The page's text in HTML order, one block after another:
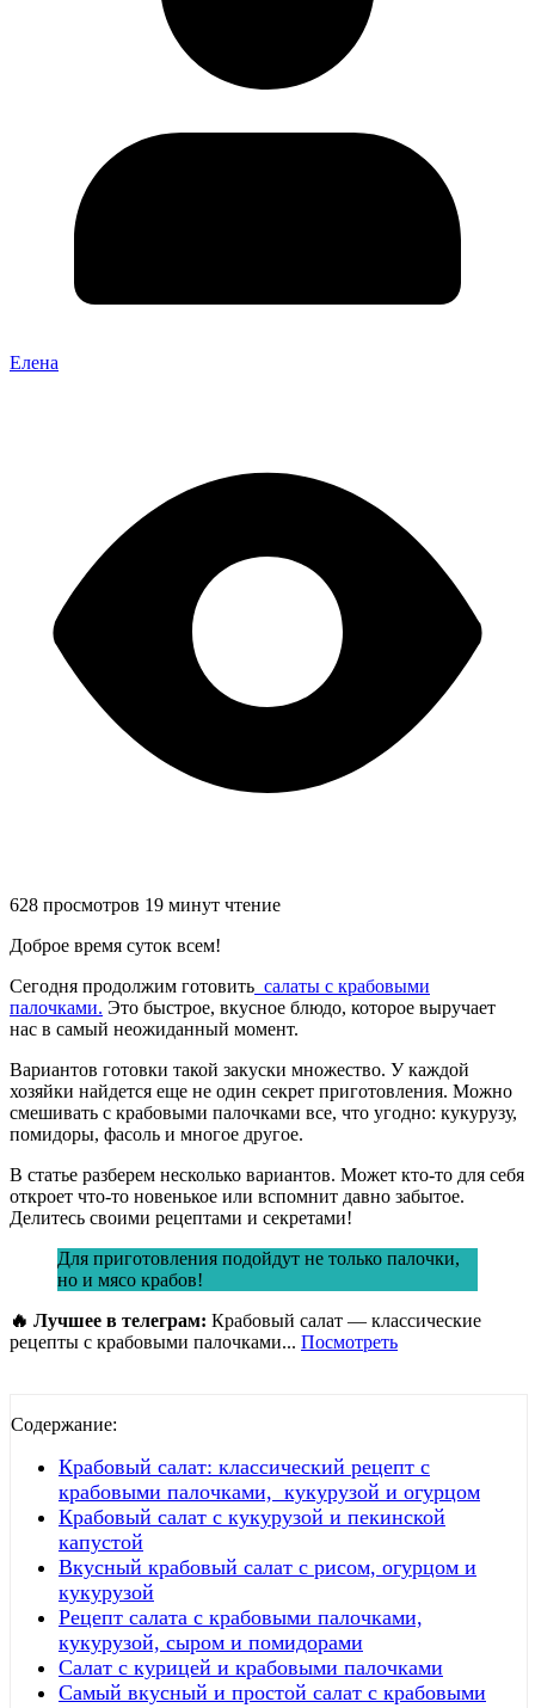
Елена
628 просмотров 19 минут чтение
Доброе время суток всем!
Сегодня продолжим готовить салаты с крабовыми
палочками. Это быстрое, вкусное блюдо, которое выручает
нас в самый неожиданный момент.
Вариантов готовки такой закуски множество. У каждой
хозяйки найдется еще не один секрет приготовления. Можно
смешивать с крабовыми палочками все, что угодно: кукурузу,
помидоры, фасоль и многое другое.
В статье разберем несколько вариантов. Может кто-то для себя
откроет что-то новенькое или вспомнит давно забытое.
Делитесь своими рецептами и секретами!
Для приготовления подойдут не только палочки,
но и мясо крабов!
🔥 Лучшее в телеграм: Крабовый салат — классические
рецепты с крабовыми палочками... Посмотреть
Содержание:
Крабовый салат: классический рецепт с
крабовыми палочками, кукурузой и огурцом
Крабовый салат с кукурузой и пекинской
капустой
Вкусный крабовый салат с рисом, огурцом и
кукурузой
Рецепт салата с крабовыми палочками,
кукурузой, сыром и помидорами
Салат с курицей и крабовыми палочками
Самый вкусный и простой салат с крабовыми